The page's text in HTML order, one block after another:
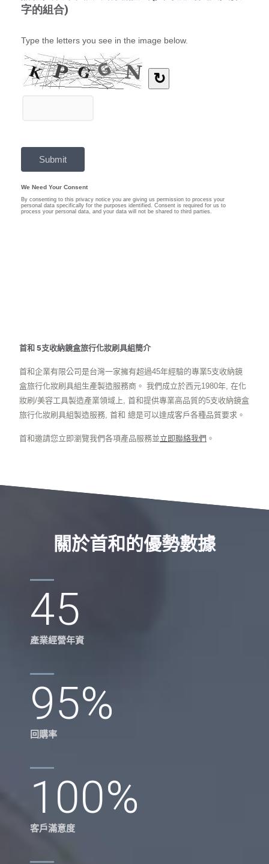
首和 5支收納鏡盒旅行化妝刷具組簡介
首和企業有限公司是台灣一家擁有超過45年經驗的專業5支收納鏡
盒旅行化妝刷具組生產製造服務商。 我們成立於西元1980年, 在化
妝刷/美容工具製造產業領域上, 首和提供專業高品質的5支收納鏡盒
旅行化妝刷具組製造服務, 首和 總是可以達成客戶各種品質要求。
首和邀請您立即瀏覽我們各項產品服務並立即聯絡我們 。
關於首和的優勢數據
45
產業經營年資
95%
回購率
100%
客戶滿意度